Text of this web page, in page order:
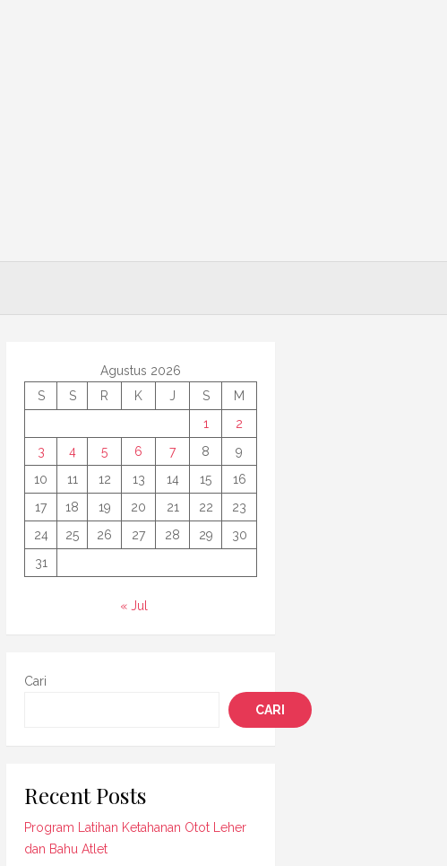
Agustus 2026
S
S R K J S
M
1
2
3
4 5 6 7 8
9
10
11 12 13 14 15
16
17
18 19 20 21 22
23
24
25 26 27 28 29
30
31
« Jul
Cari
CARI
Recent Posts
Program Latihan Ketahanan Otot Leher
dan Bahu Atlet